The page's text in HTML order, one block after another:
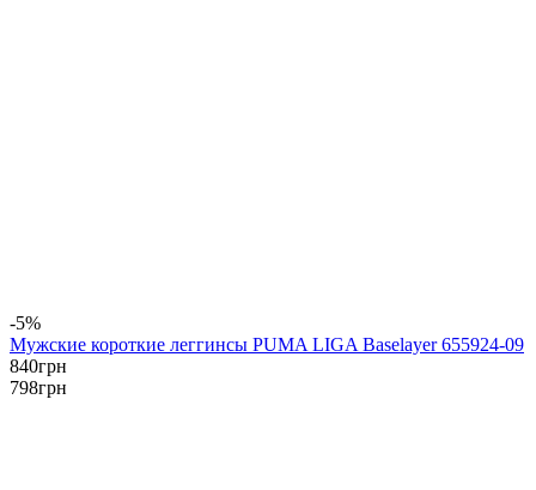
-5%
Мужские короткие леггинсы PUMA LIGA Baselayer 655924-09
840грн
798грн